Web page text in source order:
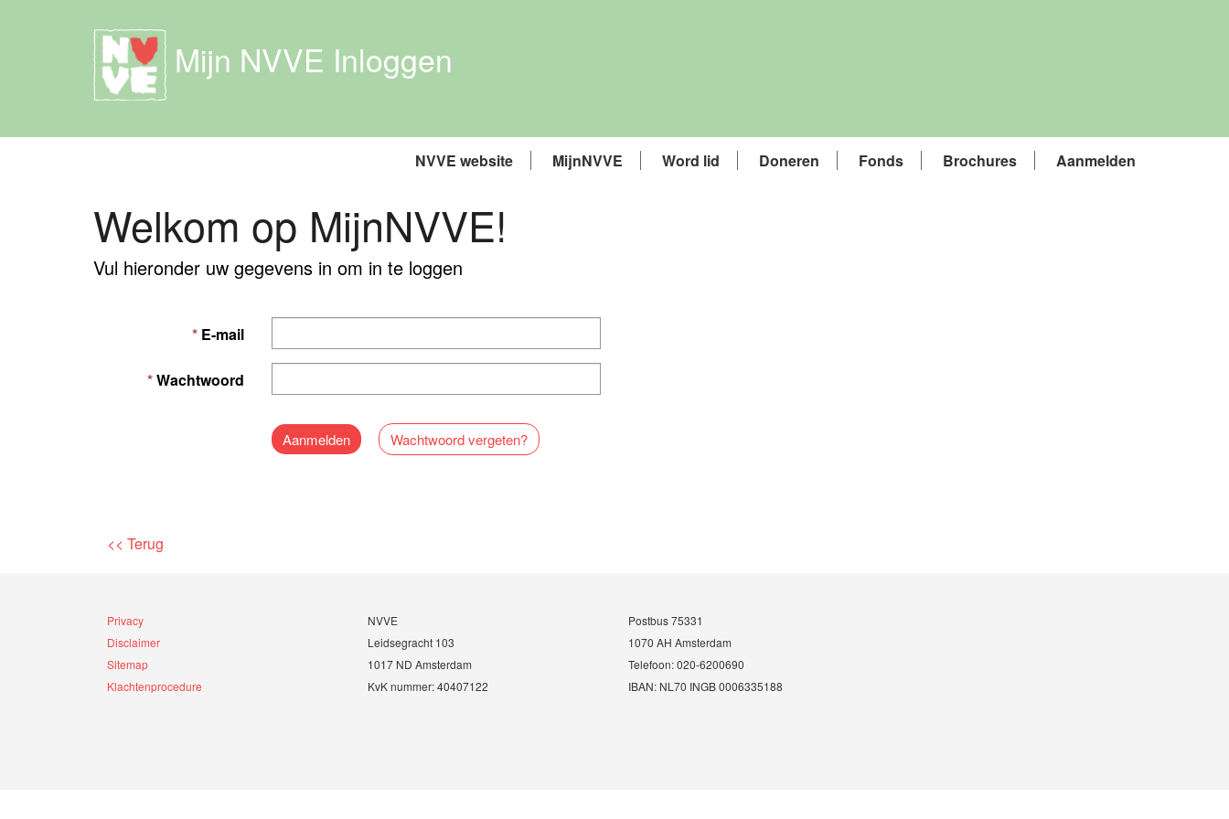
Mijn NVVE Inloggen
NVVE website MijnNVVE Word lid Doneren Fonds Brochures Aanmelden
Welkom op MijnNVVE!
Vul hieronder uw gegevens in om in te loggen
E-mail
Wachtwoord
Aanmelden Wachtwoord vergeten?
<< Terug
Privacy
Disclaimer
Sitemap
Klachtenprocedure
NVVE
Leidsegracht 103
1017 ND Amsterdam
KvK nummer: 40407122
Postbus 75331
1070 AH Amsterdam
Telefoon: 020-6200690
IBAN: NL70 INGB 0006335188